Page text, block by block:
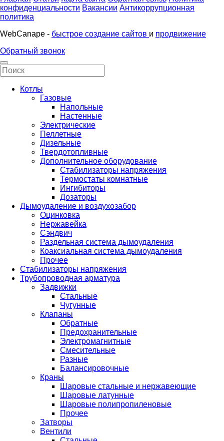
конфиденциальности Вакансии Антикоррупционная
политика
WebCanape - быстрое создание сайтов и продвижение
Обратный звонок
Котлы
Газовые
Напольные
Настенные
Электрические
Пеллетные
Дизельные
Твердотопливные
Дополнительное оборудование
Стабилизаторы напряжения
Термостаты комнатные
Ингибиторы
Дозаторы
Дымоудаление и воздухозабор
Оцинковка
Нержавейка
Сэндвич
Раздельная система дымоудаления
Коаксиальная система дымоудаления
Прочее
Стабилизаторы напряжения
Трубопроводная арматура
Задвижки
Стальные
Чугунные
Клапаны
Обратные
Предохранительные
Электромагнитные
Смесительные
Разные
Балансировочные
Краны
Шаровые стальные и нержавеющие
Шаровые латунные
Шаровые полипропиленовые
Прочее
Затворы
Вентили